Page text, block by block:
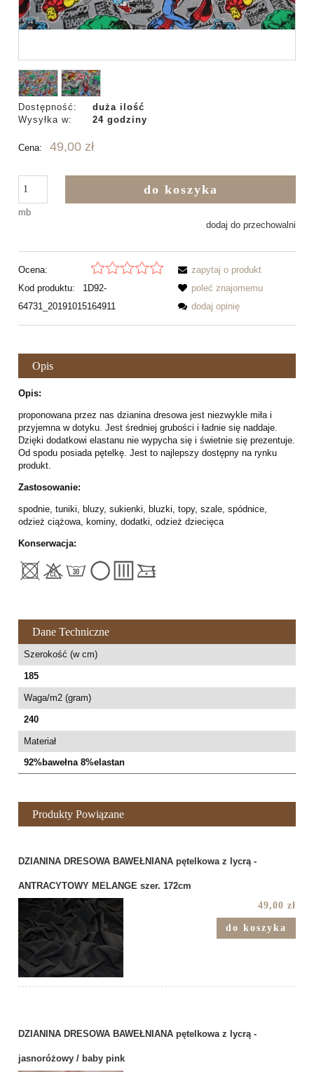
Dostępność:
duża ilość
Wysyłka w:
24 godziny
Cena: 49,00 zł
mb
do koszyka
dodaj do przechowalni
Ocena:
Kod produktu:
1D92-
64731_20191015164911
zapytaj o produkt
poleć znajomemu
dodaj opinię
Opis
Opis:
proponowana przez nas dzianina dresowa jest niezwykle miła i
przyjemna w dotyku. Jest średniej grubości i ładnie się naddaje.
Dzięki dodatkowi elastanu nie wypycha się i świetnie się prezentuje.
Od spodu posiada pętelkę. Jest to najlepszy dostępny na rynku
produkt.
Zastosowanie:
spodnie, tuniki, bluzy, sukienki, bluzki, topy, szale, spódnice,
odzież ciążowa, kominy, dodatki, odzież dziecięca
Konserwacja:
Dane Techniczne
Szerokość (w cm)
185
Waga/m2 (gram)
240
Materiał
92%bawełna 8%elastan
Produkty Powiązane
DZIANINA DRESOWA BAWEŁNIANA pętelkowa z lycrą -
ANTRACYTOWY MELANGE szer. 172cm
49,00 zł
do koszyka
DZIANINA DRESOWA BAWEŁNIANA pętelkowa z lycrą -
jasnoróżowy / baby pink